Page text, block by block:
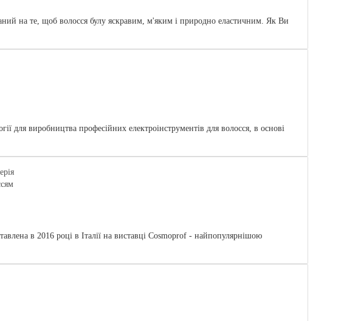
на те, щоб волосся булу яскравим, м'яким і природно еластичним. Як Ви
для виробництва професійних електроінструментів для волосся, в основі
в 2016 році в Італії на виставці Cosmoprof - найпопулярнішою